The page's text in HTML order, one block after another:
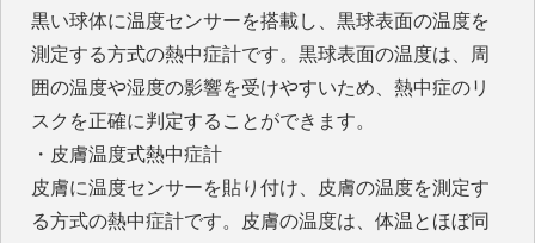
黒い球体に温度センサーを搭載し、黒球表面の温度を
測定する方式の熱中症計です。黒球表面の温度は、周
囲の温度や湿度の影響を受けやすいため、熱中症のリ
スクを正確に判定することができます。
・皮膚温度式熱中症計
皮膚に温度センサーを貼り付け、皮膚の温度を測定す
る方式の熱中症計です。皮膚の温度は、体温とほぼ同